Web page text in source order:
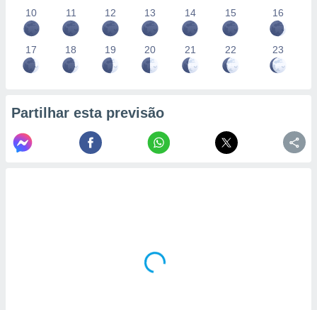
10
11 12 13 14 15 16
17 18 19 20 21 22 23
Partilhar esta previsão